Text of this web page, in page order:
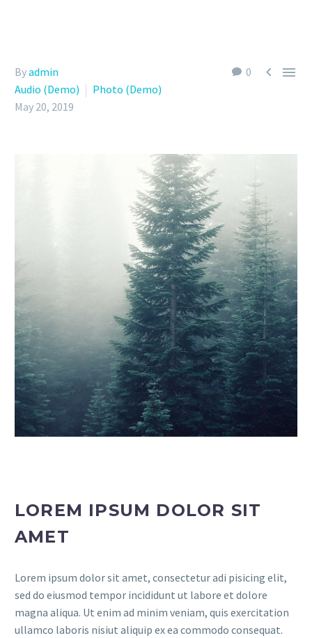
0  
Byadmin
Audio (Demo)
Photo (Demo)
May 20, 2019
LOREM IPSUM DOLOR SIT
AMET
Lorem ipsum dolor sit amet, consectetur adi pisicing elit,
sed do eiusmod tempor incididunt ut labore et dolore
magna aliqua. Ut enim ad minim veniam, quis exercitation
ullamco laboris nisiut aliquip ex ea commodo consequat.